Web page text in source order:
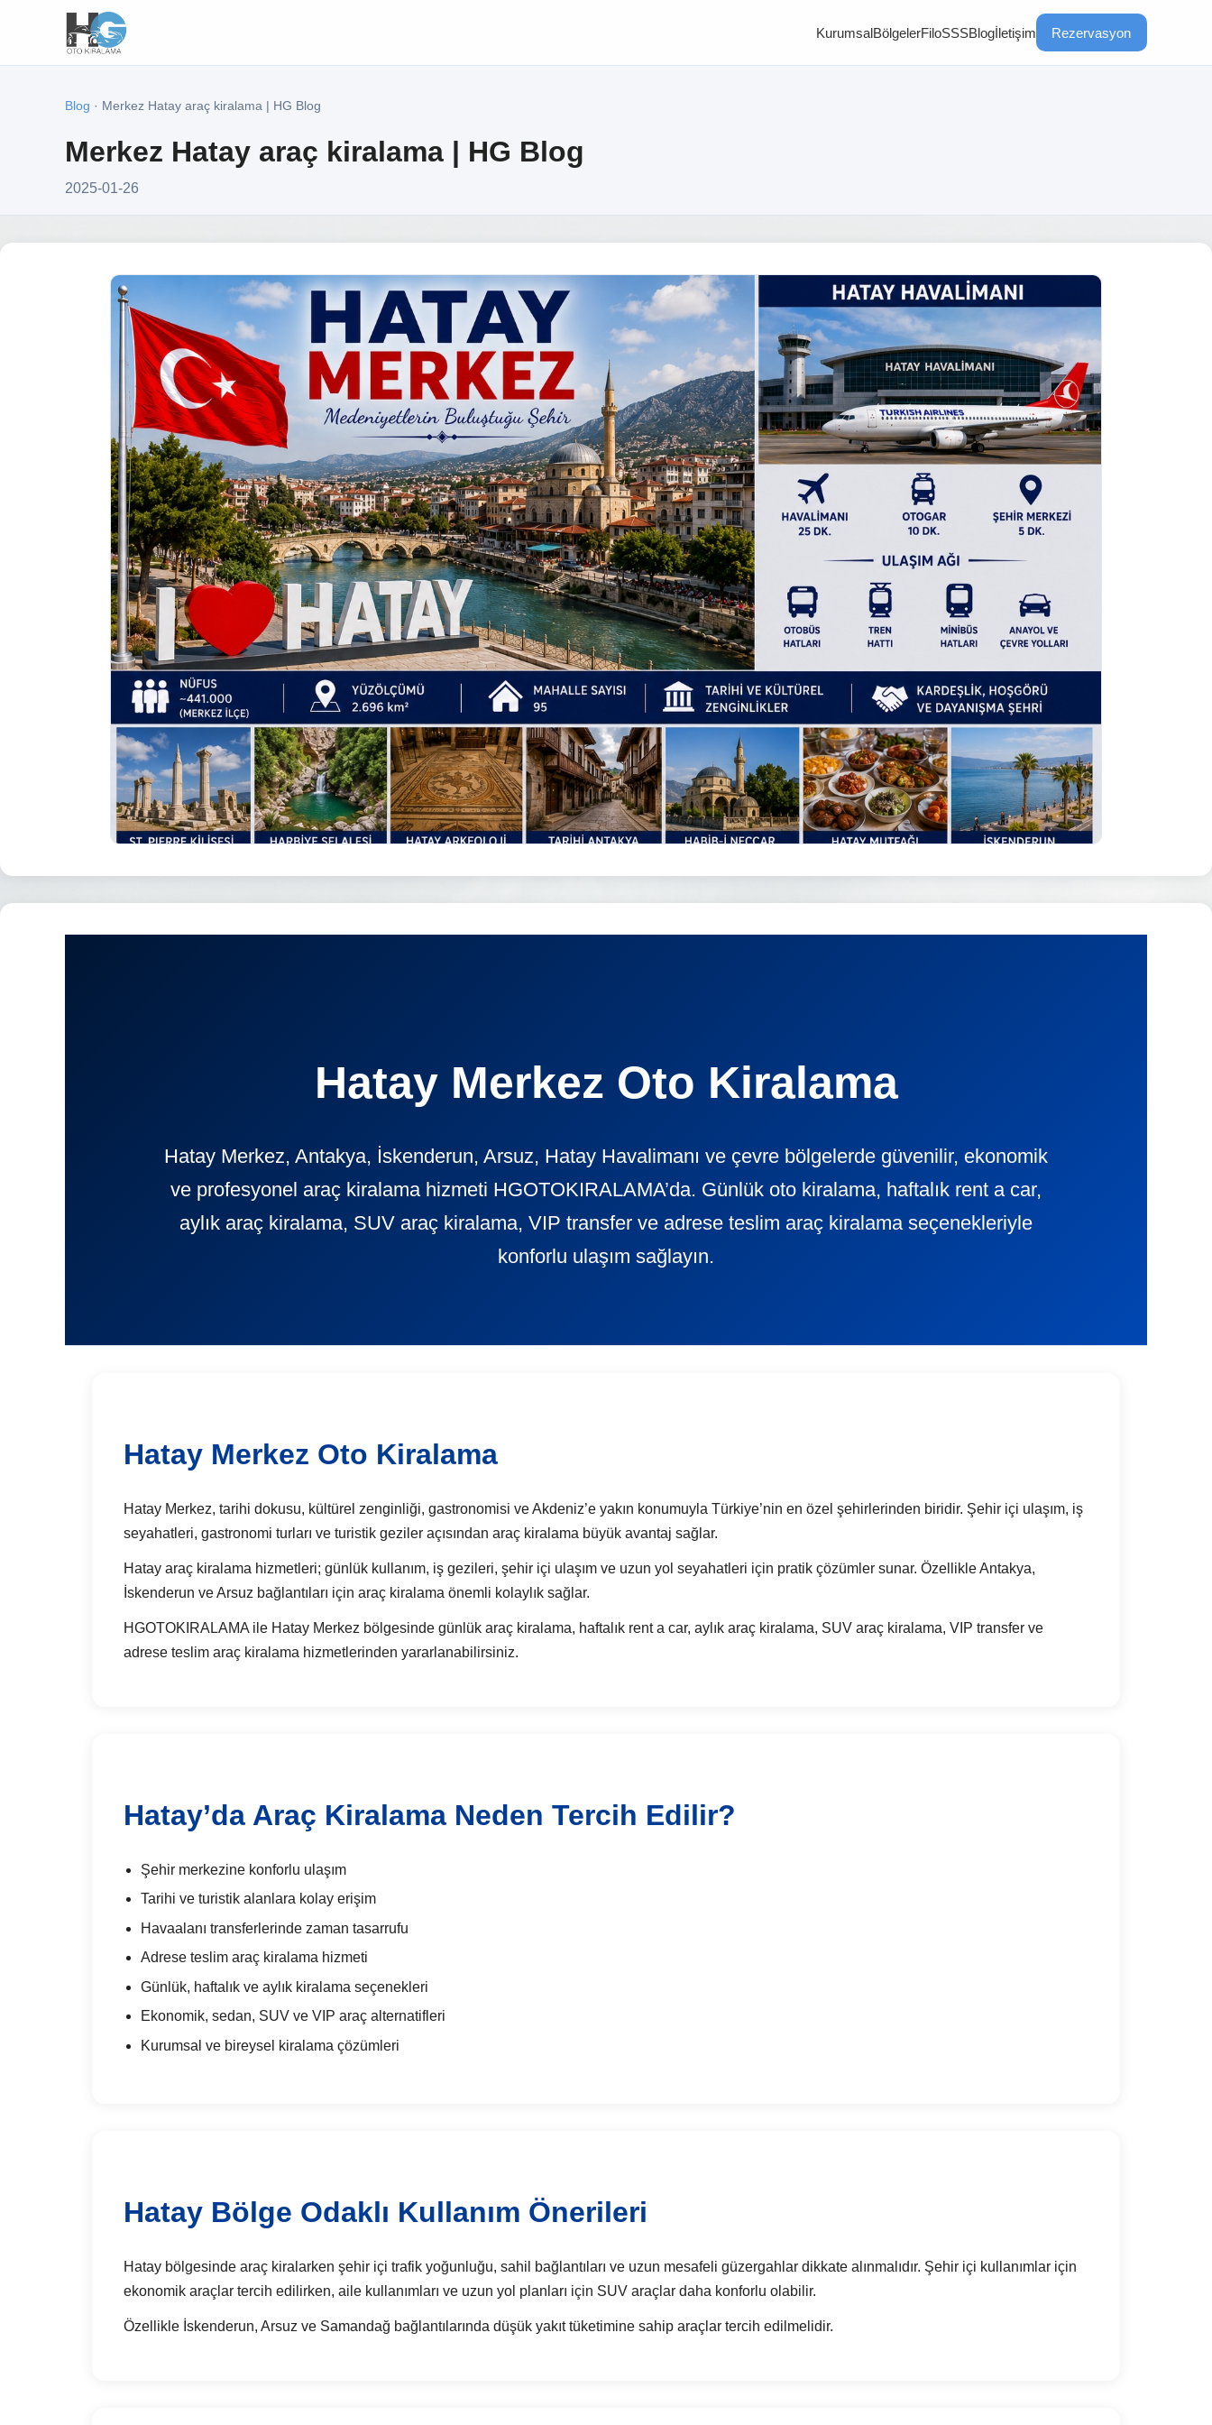
KurumsalBölgelerFiloSSSBlogİletişim Rezervasyon
Blog · Merkez Hatay araç kiralama | HG Blog
Merkez Hatay araç kiralama | HG Blog
2025-01-26
Hatay Merkez Oto Kiralama
Hatay Merkez, Antakya, İskenderun, Arsuz, Hatay Havalimanı ve çevre bölgelerde güvenilir, ekonomik
ve profesyonel araç kiralama hizmeti HGOTOKIRALAMA’da. Günlük oto kiralama, haftalık rent a car,
aylık araç kiralama, SUV araç kiralama, VIP transfer ve adrese teslim araç kiralama seçenekleriyle
konforlu ulaşım sağlayın.
Hatay Merkez Oto Kiralama
Hatay Merkez, tarihi dokusu, kültürel zenginliği, gastronomisi ve Akdeniz’e yakın konumuyla Türkiye’nin en özel şehirlerinden biridir. Şehir içi ulaşım, iş
seyahatleri, gastronomi turları ve turistik geziler açısından araç kiralama büyük avantaj sağlar.
Hatay araç kiralama hizmetleri; günlük kullanım, iş gezileri, şehir içi ulaşım ve uzun yol seyahatleri için pratik çözümler sunar. Özellikle Antakya,
İskenderun ve Arsuz bağlantıları için araç kiralama önemli kolaylık sağlar.
HGOTOKIRALAMA ile Hatay Merkez bölgesinde günlük araç kiralama, haftalık rent a car, aylık araç kiralama, SUV araç kiralama, VIP transfer ve
adrese teslim araç kiralama hizmetlerinden yararlanabilirsiniz.
Hatay’da Araç Kiralama Neden Tercih Edilir?
Şehir merkezine konforlu ulaşım
Tarihi ve turistik alanlara kolay erişim
Havaalanı transferlerinde zaman tasarrufu
Adrese teslim araç kiralama hizmeti
Günlük, haftalık ve aylık kiralama seçenekleri
Ekonomik, sedan, SUV ve VIP araç alternatifleri
Kurumsal ve bireysel kiralama çözümleri
Hatay Bölge Odaklı Kullanım Önerileri
Hatay bölgesinde araç kiralarken şehir içi trafik yoğunluğu, sahil bağlantıları ve uzun mesafeli güzergahlar dikkate alınmalıdır. Şehir içi kullanımlar için
ekonomik araçlar tercih edilirken, aile kullanımları ve uzun yol planları için SUV araçlar daha konforlu olabilir.
Özellikle İskenderun, Arsuz ve Samandağ bağlantılarında düşük yakıt tüketimine sahip araçlar tercih edilmelidir.